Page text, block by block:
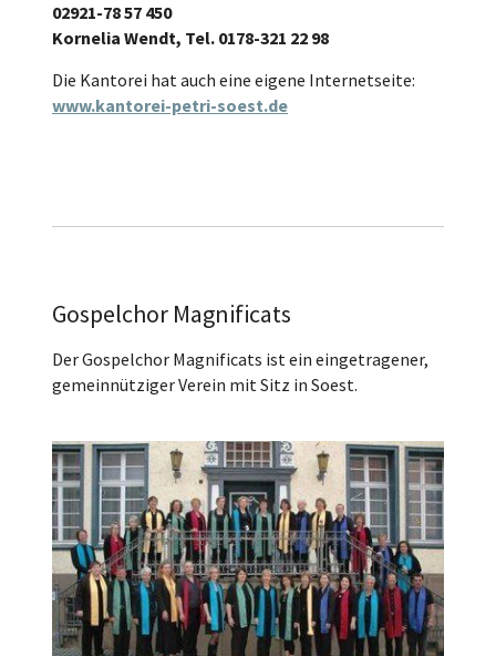
02921-78 57 450
Kornelia Wendt, Tel. 0178-321 22 98
Die Kantorei hat auch eine eigene Internetseite:
www.kantorei-petri-soest.de
Gospelchor Magnificats
Der Gospelchor Magnificats ist ein eingetragener,
gemeinnütziger Verein mit Sitz in Soest.